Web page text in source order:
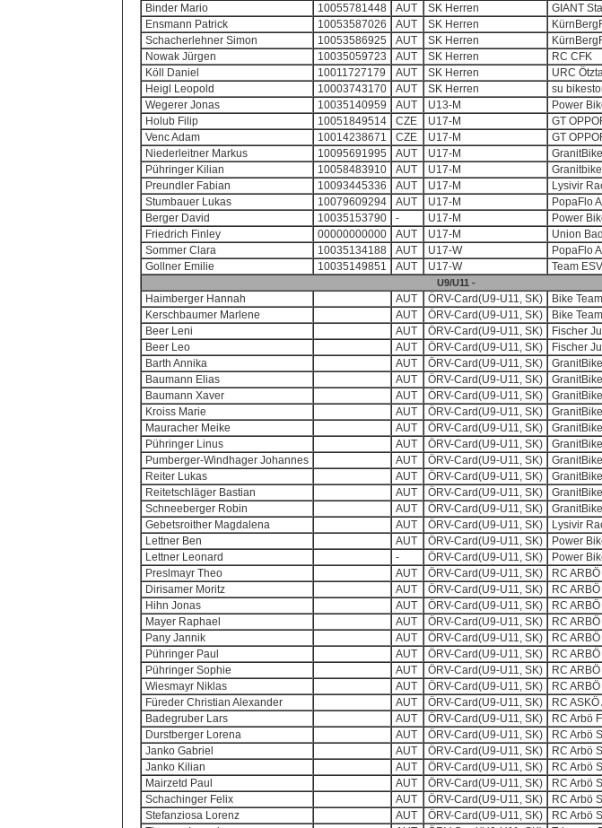
Binder Mario
10055781448 AUT SK Herren
GIANT
Ensmann Patrick
10053587026 AUT SK Herren
Schacherlehner Simon
10053586925 AUT SK Herren
Nowak Jürgen
10035059723 AUT SK Herren
RC CFK
Köll Daniel
10011727179 AUT SK Herren
URC
Heigl Leopold
10003743170 AUT SK Herren
su
Wegerer Jonas
10035140959 AUT U13-M
Power
Holub Filip
10051849514 CZE U17-M
GT
Venc Adam
10014238671 CZE U17-M
GT
Niederleitner Markus
10095691995 AUT U17-M
Pühringer Kilian
10058483910 AUT U17-M
Preundler Fabian
10093445336 AUT U17-M
Lysivir
Stumbauer Lukas
10079609294 AUT U17-M
PopaFlo
Berger David
10035153790 - U17-M
Power
Friedrich Finley
00000000000 AUT U17-M
Union
Sommer Clara
10035134188 AUT U17-W
PopaFlo
Gollner Emilie
10035149851 AUT U17-W Team
U9/U11 -
Haimberger Hannah AUT ÖRV-Card(U9-U11, SK)
Bike
Kerschbaumer Marlene
AUT ÖRV-Card(U9-U11, SK)
Bike
Beer Leni
AUT ÖRV-Card(U9-U11, SK)
Fischer
Beer Leo
AUT ÖRV-Card(U9-U11, SK)
Fischer
Barth Annika
AUT ÖRV-Card(U9-U11, SK)
Baumann Elias
AUT ÖRV-Card(U9-U11, SK)
Baumann Xaver
AUT ÖRV-Card(U9-U11, SK)
Kroiss Marie
AUT ÖRV-Card(U9-U11, SK)
Mauracher Meike
AUT ÖRV-Card(U9-U11, SK)
Pühringer Linus
AUT ÖRV-Card(U9-U11, SK)
Pumberger-Windhager Johannes
AUT ÖRV-Card(U9-U11, SK)
Reiter Lukas
AUT ÖRV-Card(U9-U11, SK)
Reitetschläger Bastian
AUT ÖRV-Card(U9-U11, SK)
Schneeberger Robin
AUT ÖRV-Card(U9-U11, SK)
Gebetsroither Magdalena
AUT ÖRV-Card(U9-U11, SK)
Lysivir
Lettner Ben
AUT ÖRV-Card(U9-U11, SK)
Power
Lettner Leonard
- ÖRV-Card(U9-U11, SK)
Power
Preslmayr Theo
AUT ÖRV-Card(U9-U11, SK)
RC
Dirisamer Moritz
AUT ÖRV-Card(U9-U11, SK)
RC
Hihn Jonas
AUT ÖRV-Card(U9-U11, SK)
RC
Mayer Raphael
AUT ÖRV-Card(U9-U11, SK)
RC
Pany Jannik
AUT ÖRV-Card(U9-U11, SK)
RC
Pühringer Paul
AUT ÖRV-Card(U9-U11, SK)
RC
Pühringer Sophie
AUT ÖRV-Card(U9-U11, SK)
RC
Wiesmayr Niklas
AUT ÖRV-Card(U9-U11, SK)
RC
Füreder Christian Alexander
AUT ÖRV-Card(U9-U11, SK)
RC
Badegruber Lars
AUT ÖRV-Card(U9-U11, SK)
RC Arbö
Durstberger Lorena
AUT ÖRV-Card(U9-U11, SK)
RC Arbö
Janko Gabriel
AUT ÖRV-Card(U9-U11, SK)
RC Arbö
Janko Kilian
AUT ÖRV-Card(U9-U11, SK)
RC Arbö
Mairzetd Paul
AUT ÖRV-Card(U9-U11, SK)
RC Arbö
Schachinger Felix
AUT ÖRV-Card(U9-U11, SK)
RC Arbö
Stefanziosa Lorenz
AUT ÖRV-Card(U9-U11, SK)
RC Arbö